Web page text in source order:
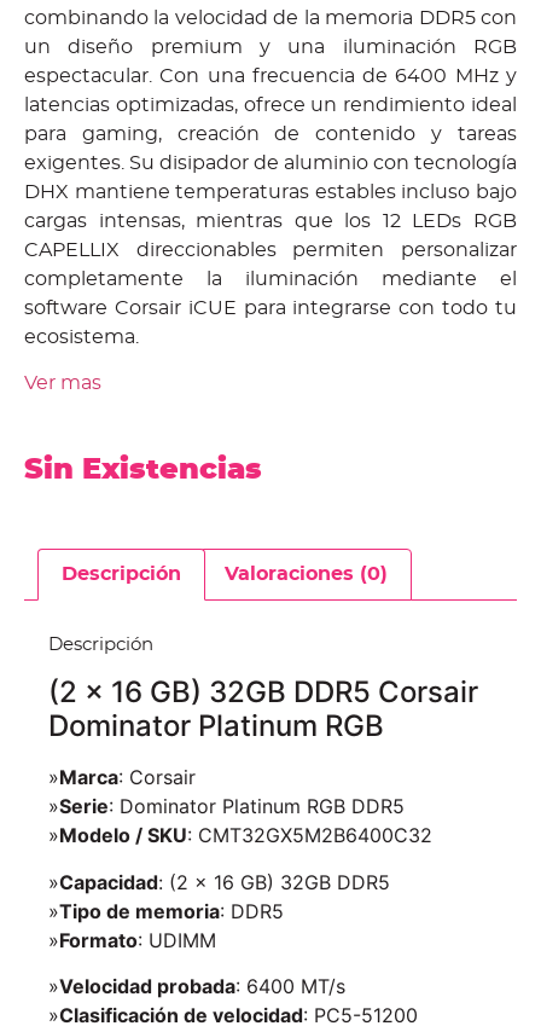
combinando la velocidad de la memoria DDR5 con
un diseño premium y una iluminación RGB
espectacular. Con una frecuencia de 6400 MHz y
latencias optimizadas, ofrece un rendimiento ideal
para gaming, creación de contenido y tareas
exigentes. Su disipador de aluminio con tecnología
DHX mantiene temperaturas estables incluso bajo
cargas intensas, mientras que los 12 LEDs RGB
CAPELLIX direccionables permiten personalizar
completamente la iluminación mediante el
software Corsair iCUE para integrarse con todo tu
ecosistema.
Ver mas
Sin Existencias
Descripción Valoraciones (0)
Descripción
(2 x 16 GB) 32GB DDR5 Corsair
Dominator Platinum RGB
»Marca: Corsair
»Serie: Dominator Platinum RGB DDR5
»Modelo / SKU: CMT32GX5M2B6400C32
»Capacidad: (2 x 16 GB) 32GB DDR5
»Tipo de memoria: DDR5
»Formato: UDIMM
»Velocidad probada: 6400 MT/s
»Clasificación de velocidad: PC5-51200